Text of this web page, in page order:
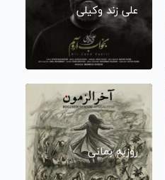
علی زند وکیلی
روزبه بمانی